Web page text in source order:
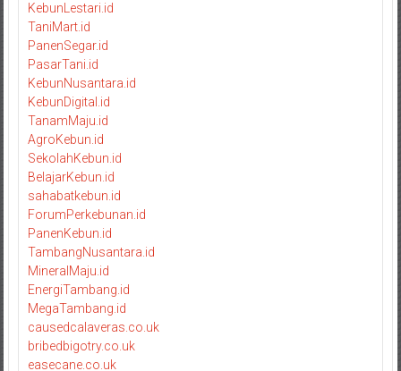
KebunLestari.id
TaniMart.id
PanenSegar.id
PasarTani.id
KebunNusantara.id
KebunDigital.id
TanamMaju.id
AgroKebun.id
SekolahKebun.id
BelajarKebun.id
sahabatkebun.id
ForumPerkebunan.id
PanenKebun.id
TambangNusantara.id
MineralMaju.id
EnergiTambang.id
MegaTambang.id
causedcalaveras.co.uk
bribedbigotry.co.uk
easecane.co.uk